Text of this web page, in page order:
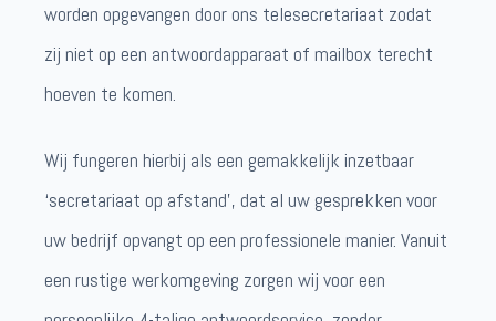
worden opgevangen door ons telesecretariaat zodat
zij niet op een antwoordapparaat of mailbox terecht
hoeven te komen.
Wij fungeren hierbij als een gemakkelijk inzetbaar
‘secretariaat op afstand’, dat al uw gesprekken voor
uw bedrijf opvangt op een professionele manier. Vanuit
een rustige werkomgeving zorgen wij voor een